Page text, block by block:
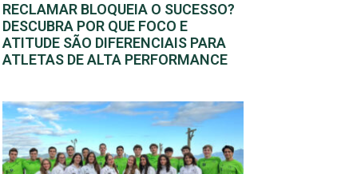
RECLAMAR BLOQUEIA O SUCESSO?
DESCUBRA POR QUE FOCO E
ATITUDE SÃO DIFERENCIAIS PARA
ATLETAS DE ALTA PERFORMANCE